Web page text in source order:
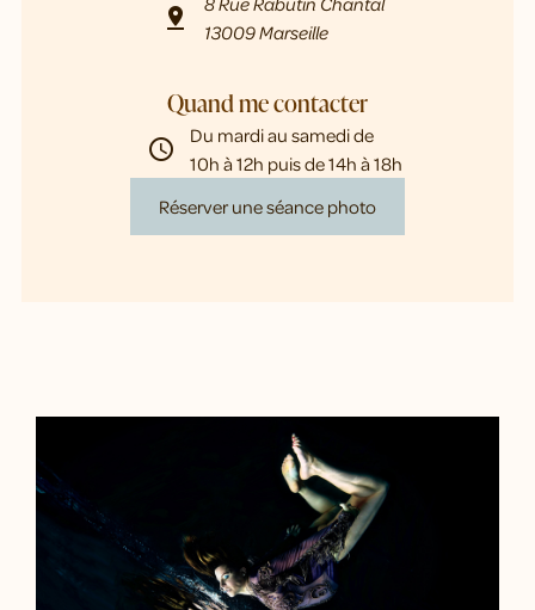
pin_drop
13009 Marseille
Quand me contacter
schedule
Du mardi au samedi de
10h à 12h puis de 14h à 18h
Réserver une séance photo